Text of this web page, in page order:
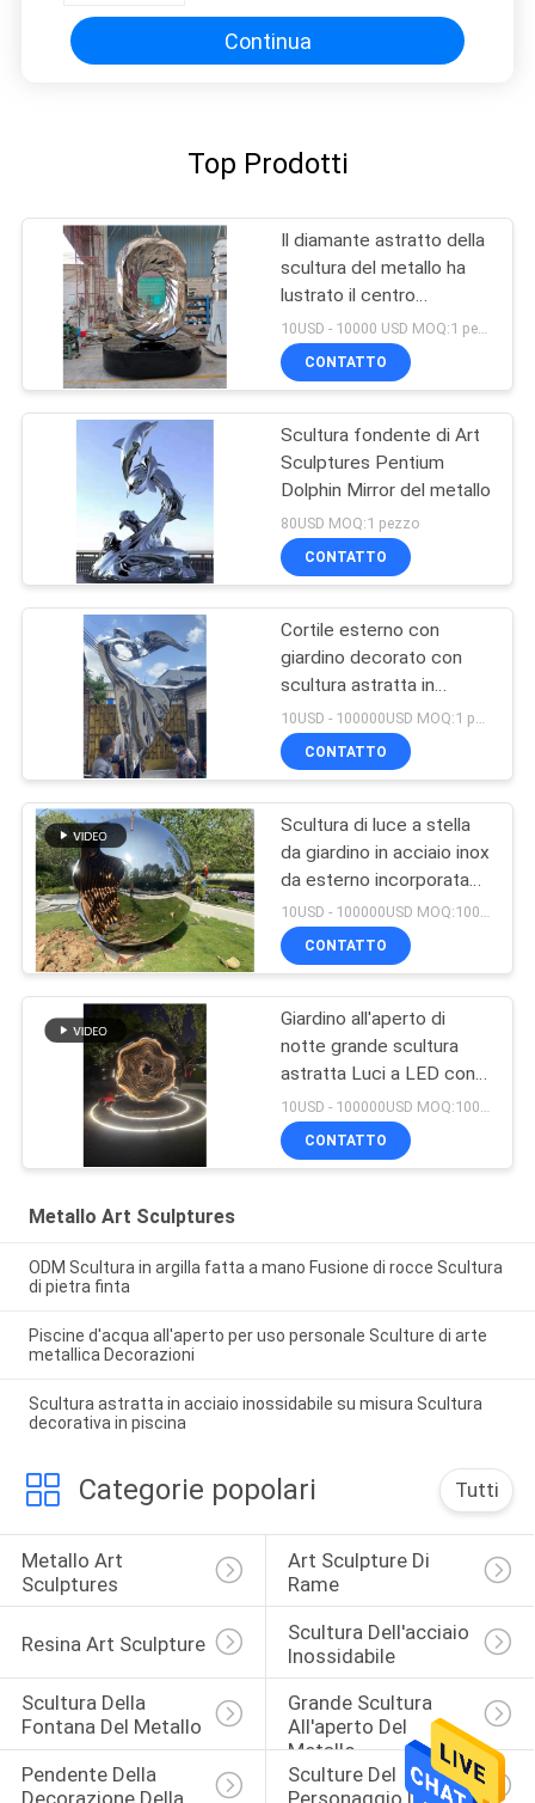
Continua
Top Prodotti
Il diamante astratto della
scultura del metallo ha
lustrato il centro
espositivo del patio
decorato con i mestieri
di acciaio inossidabile
10USD - 10000 USD MOQ:1 pezzo
CONTATTO
Scultura fondente di Art
Sculptures Pentium
Dolphin Mirror del metallo
80USD MOQ:1 pezzo
CONTATTO
Cortile esterno con
giardino decorato con
scultura astratta in
acciaio inossidabile che
balla
CONTATTO
Scultura di luce a stella
da giardino in acciaio inox
da esterno incorporata
con luci a LED con cambi
di luce
10USD - 100000USD MOQ:100 pezzi
CONTATTO
Giardino all'aperto di
notte grande scultura
astratta Luci a LED con
cambiamenti di onde
luminose benvenuto
scultura personalizzata
10USD - 100000USD MOQ:100 pezzi
CONTATTO
Metallo Art Sculptures
ODM Scultura in argilla fatta a mano Fusione di rocce Scultura
di pietra finta
Piscine d'acqua all'aperto per uso personale Sculture di arte
metallica Decorazioni
Scultura astratta in acciaio inossidabile su misura Scultura
decorativa in piscina
Categorie popolari Tutti
Metallo Art
Sculptures
Art Sculpture Di
Rame
Resina Art Sculpture
Scultura Dell'acciaio
Inossidabile
Scultura Della
Fontana Del Metallo
Grande Scultura
All'aperto Del
Metallo
Pendente Della
Sculture Del